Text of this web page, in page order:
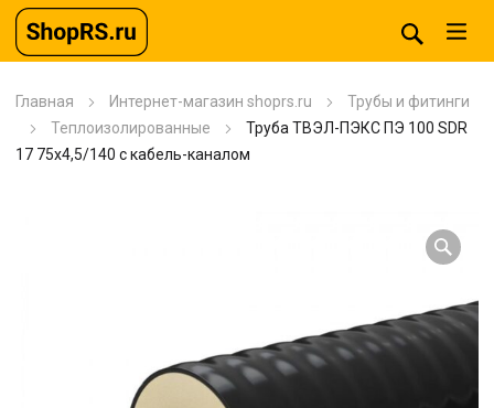
Главная Интернет-магазин shoprs.ru
Трубы и фитинги
Теплоизолированные
Труба ТВЭЛ-ПЭКС ПЭ 100 SDR
17 75х4,5/140 с кабель-каналом